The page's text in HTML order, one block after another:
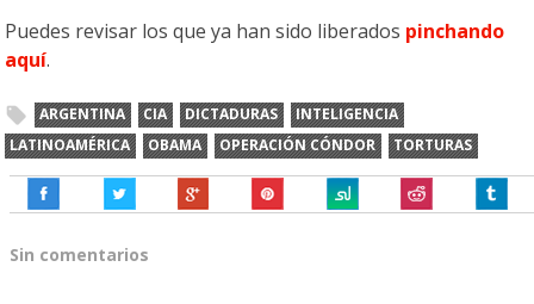
Puedes revisar los que ya han sido liberados pinchando
aquí.
ARGENTINA CIA DICTADURAS
INTELIGENCIA
LATINOAMÉRICA
OBAMA OPERACIÓN CÓNDOR TORTURAS
Sin comentarios